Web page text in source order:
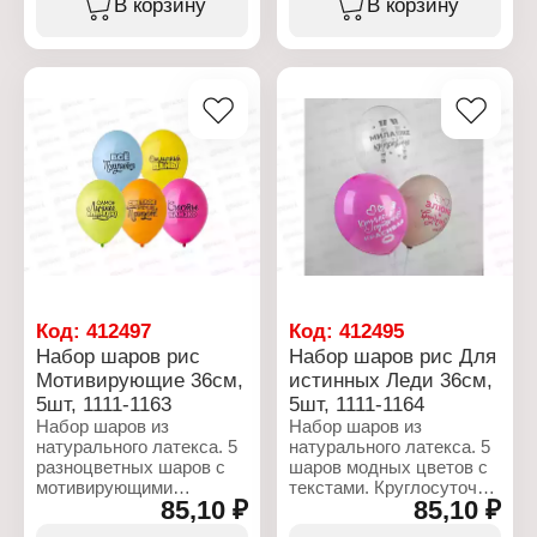
универсальная
фольга
Форма: звезда,
классическая, сердце
Рисунок: без рисунка
Цвет: золотистые
Размер упаковки:
18х20х0,5 см
Размер: 12, 18 дюймов
Количество: 14 шт
крутому"
Размер: 12" (30 см)
Материал: латекс
фиолетовый, оранжевый
Упаковка: в пакете
Размер упаковки:
17х11х1 см
В корзину
Размер: 12" (30 см)
Материал: латекс
Цветовая гамма: микс
Упаковка: в пакете
Размер упаковки:
22х14х1,5 см
В корзину
Код: 412497
Набор шаров рис
Мотивирующие 36см,
5шт, 1111-1163
Набор шаров из
натурального латекса. 5
разноцветных шаров с
мотивирующими
текстами (Самое лучшее
85,10 ₽
Код:412495
Набор шаров рис Для
истинных Леди 36см,
5шт, 1111-1164
Набор шаров из
натурального латекса. 5
шаров модных цветов с
текстами. Круглосуточно
красивая. Волшебная на
всю голову. Злючке и
85,10 ₽